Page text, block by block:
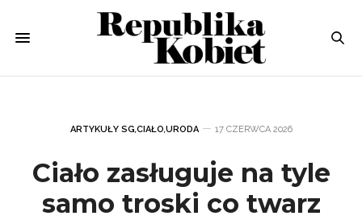
ARTYKUŁY SG,CIAŁO,URODA 17 CZERWCA 2026
Ciało zasługuje na tyle
samo troski co twarz